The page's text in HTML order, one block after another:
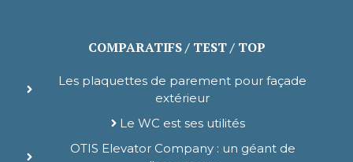
COMPARATIFS / TEST / TOP
Les plaquettes de parement pour façade
extérieur
Le WC est ses utilités
OTIS Elevator Company : un géant de